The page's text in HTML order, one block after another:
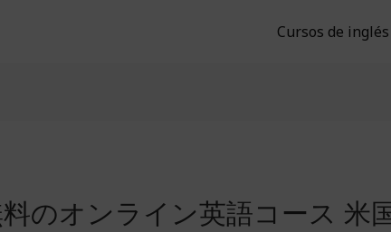
Cursos de
のオンライン英語コース 米